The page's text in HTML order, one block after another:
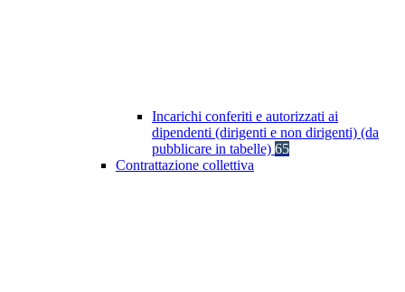
Incarichi conferiti e autorizzati ai
dipendenti (dirigenti e non dirigenti) (da
pubblicare in tabelle) 65
Contrattazione collettiva